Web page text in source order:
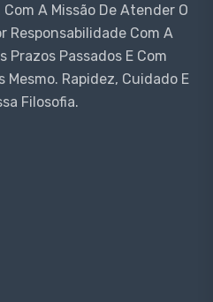
A Missão De Atender O
Responsabilidade Com A
Prazos Passados E Com
Mesmo. Rapidez, Cuidado E
Filosofia.